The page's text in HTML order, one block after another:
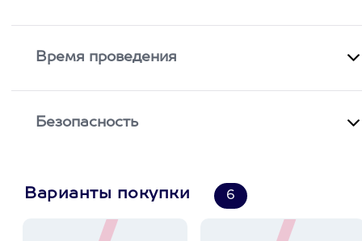
Время проведения
Безопасность
Варианты покупки 6